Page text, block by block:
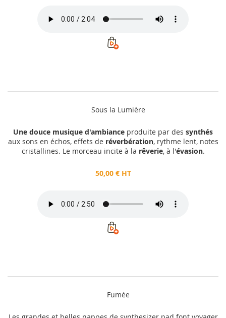
Sous la Lumière
Une douce musique d'ambiance produite par des synthés
aux sons en échos, effets de réverbération, rythme lent, notes
cristallines. Le morceau incite à la rêverie, à l'évasion.
50,00 € HT
Fumée